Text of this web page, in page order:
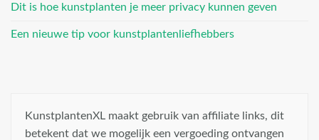
Dit is hoe kunstplanten je meer privacy kunnen geven
Een nieuwe tip voor kunstplantenliefhebbers
KunstplantenXL maakt gebruik van affiliate links, dit
betekent dat we mogelijk een vergoeding ontvangen